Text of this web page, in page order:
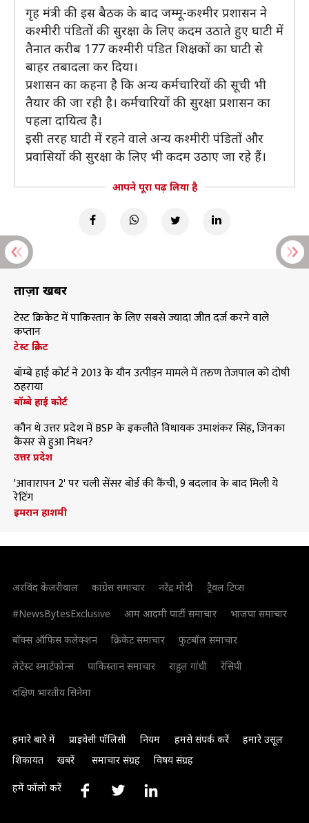
गृह मंत्री की इस बैठक के बाद जम्मू-कश्मीर प्रशासन ने
कश्मीरी पंडितों की सुरक्षा के लिए कदम उठाते हुए घाटी में
तैनात करीब 177 कश्मीरी पंडित शिक्षकों का घाटी से
बाहर तबादला कर दिया।
प्रशासन का कहना है कि अन्य कर्मचारियों की सूची भी
तैयार की जा रही है। कर्मचारियों की सुरक्षा प्रशासन का
पहला दायित्व है।
इसी तरह घाटी में रहने वाले अन्य कश्मीरी पंडितों और
प्रवासियों की सुरक्षा के लिए भी कदम उठाए जा रहे हैं।
आपने पूरा पढ़ लिया है
ताज़ा खबरें
टेस्ट क्रिकेट में पाकिस्तान के लिए सबसे ज्यादा जीत दर्ज करने वाले
कप्तान
टेस्ट क्रिकेट
बॉम्बे हाई कोर्ट ने 2013 के यौन उत्पीड़न मामले में तरुण तेजपाल को दोषी
ठहराया
बॉम्बे हाई कोर्ट
कौन थे उत्तर प्रदेश में BSP के इकलौते विधायक उमाशंकर सिंह, जिनका
कैंसर से हुआ निधन?
उत्तर प्रदेश
'आवारापन 2' पर चली सेंसर बोर्ड की कैंची, 9 बदलाव के बाद मिली ये
रेटिंग
इमरान हाशमी
अरविंद केजरीवाल कांग्रेस समाचार नरेंद्र मोदी
ट्रैवल टिप्स
#NewsBytesExclusive
आम आदमी पार्टी समाचार
भाजपा समाचार
बॉक्स ऑफिस कलेक्शन
क्रिकेट समाचार
फुटबॉल समाचार
लेटेस्ट स्मार्टफोन्स
पाकिस्तान समाचार राहुल गांधी
रेसिपी
दक्षिण भारतीय सिनेमा
हमारे बारे में प्राइवेसी पॉलिसी नियम हमसे संपर्क करें
हमारे उसूल
शिकायत
खबरें समाचार संग्रह विषय संग्रह
हमें फॉलो करें